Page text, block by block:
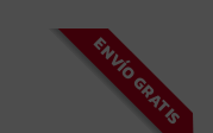
ENVÍO GRATIS